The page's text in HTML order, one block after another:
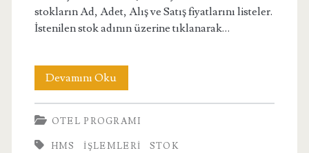
stokların Ad, Adet, Alış ve Satış fiyatlarını listeler.
İstenilen stok adının üzerine tıklanarak…
Devamını OkuStok
İşlemleri
OTEL PROGRAMI
HMS IŞLEMLERI STOK